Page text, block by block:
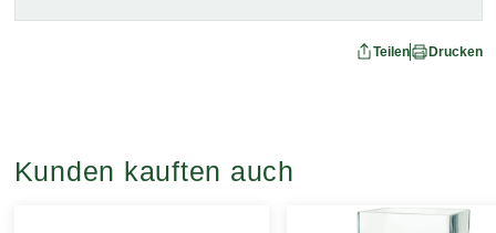
Teilen Drucken
Kunden kauften auch